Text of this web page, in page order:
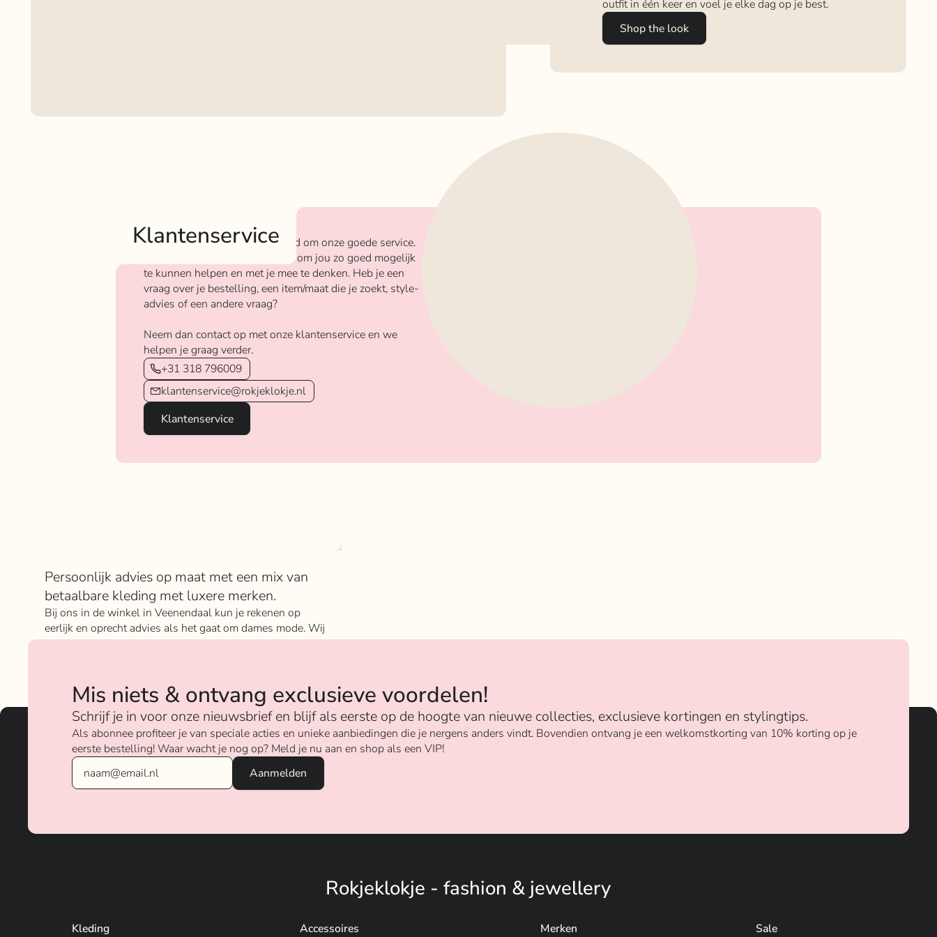
outfit in één keer en voel je elke dag op je best.
Shop the look
Klantenservice
Bij Rokjeklokje staan we bekend om onze goede service.
We vinden het super belangrijk om jou zo goed mogelijk
te kunnen helpen en met je mee te denken. Heb je een
vraag over je bestelling, een item/maat die je zoekt, style-
advies of een andere vraag?
Neem dan contact op met onze klantenservice en we
helpen je graag verder.
+31 318 796009
klantenservice@rokjeklokje.nl
Klantenservice
Over Rokje Klokje
Persoonlijk advies op maat met een mix van
betaalbare kleding met luxere merken.
Bij ons in de winkel in Veenendaal kun je rekenen op
eerlijk en oprecht advies als het gaat om dames mode. Wij
geloven sterk in ons concept; het mixen en matchen van
Over ons
Mis niets & ontvang exclusieve voordelen!
Schrijf je in voor onze nieuwsbrief en blijf als eerste op de hoogte van nieuwe collecties, exclusieve kortingen en stylingtips.
Als abonnee profiteer je van speciale acties en unieke aanbiedingen die je nergens anders vindt. Bovendien ontvang je een welkomstkorting van 10% korting op je
eerste bestelling! Waar wacht je nog op? Meld je nu aan en shop als een VIP!
Rokjeklokje - fashion & jewellery
Kleding Accessoires Merken Sale